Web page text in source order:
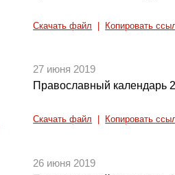
Скачать файл Копировать
27 июня 2019
Православный календарь
Скачать файл Копировать
26 июня 2019